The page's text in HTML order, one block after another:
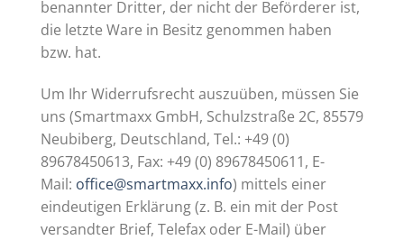
benannter Dritter, der nicht der Beförderer ist,
die letzte Ware in Besitz genommen haben
bzw. hat.
Um Ihr Widerrufsrecht auszuüben, müssen Sie
uns (Smartmaxx GmbH, Schulzstraße 2C, 85579
Neubiberg, Deutschland, Tel.: +49 (0)
89678450613, Fax: +49 (0) 89678450611, E-
Mail: office@smartmaxx.info) mittels einer
eindeutigen Erklärung (z. B. ein mit der Post
versandter Brief, Telefax oder E-Mail) über